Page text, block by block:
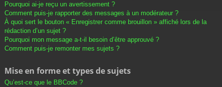
Pourquoi ai-je reçu un avertissement ?
Comment puis-je rapporter des messages à un modérateur ?
À quoi sert le bouton « Enregistrer comme brouillon » affiché lors de la
rédaction d’un sujet ?
Pourquoi mon message a-t-il besoin d’être approuvé ?
Comment puis-je remonter mes sujets ?
Mise en forme et types de sujets
Qu’est-ce que le BBCode ?